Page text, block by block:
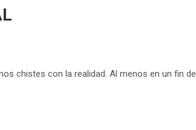
chistes con la realidad. Al menos en un fin de